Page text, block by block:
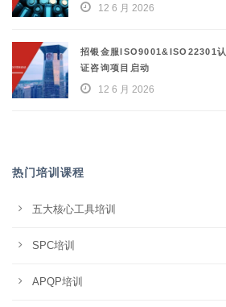
12 6 月 2026
招银金服ISO9001&ISO22301认
证咨询项目启动
12 6 月 2026
热门培训课程
五大核心工具培训
SPC培训
APQP培训